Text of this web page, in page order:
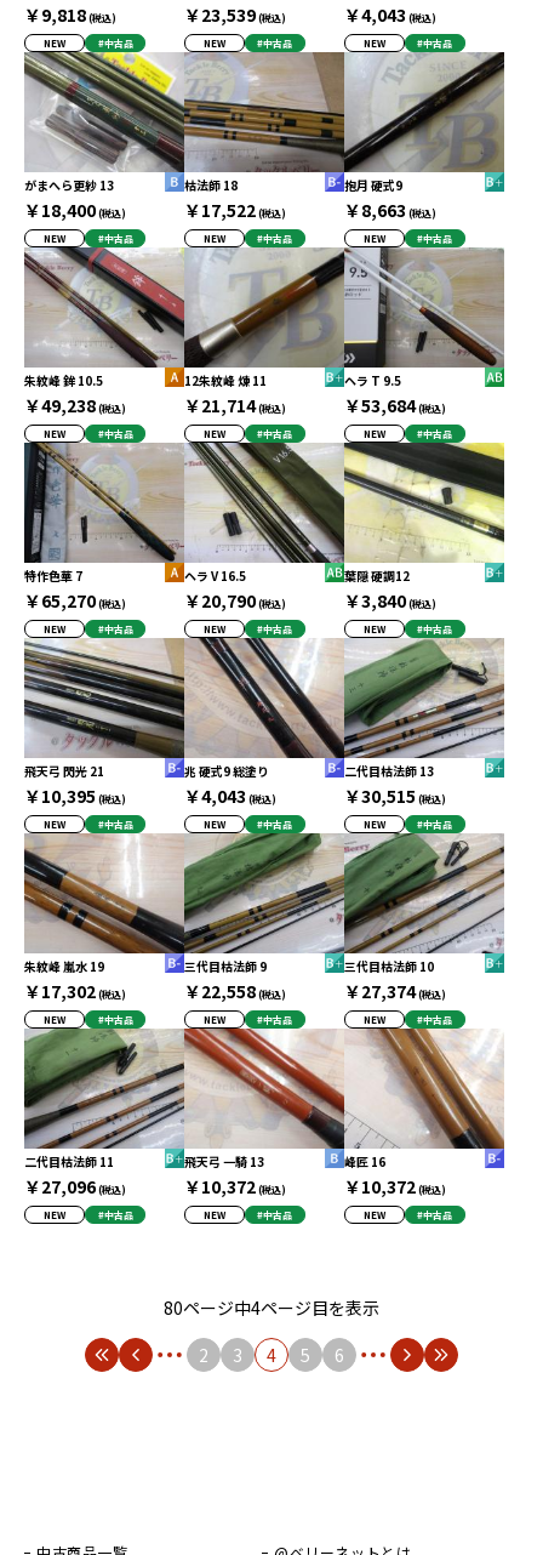
￥9,818(税込)
NEW
#中古品
￥23,539(税込)
NEW
#中古品
￥4,043 (税込)
NEW
#中古品
がまへら更紗 13
￥18,400(税込)
NEW
#中古品
枯法師 18
￥17,522(税込)
NEW
#中古品
抱月 硬式9
￥8,663 (税込)
NEW
#中古品
朱紋峰 鉾 10.5
￥49,238(税込)
NEW
#中古品
12朱紋峰 煉 11
￥21,714(税込)
NEW
#中古品
ヘラ T 9.5
￥53,684(税込)
NEW
#中古品
特作色華 7
￥65,270(税込)
NEW
#中古品
ヘラ V 16.5
￥20,790(税込)
NEW
#中古品
葉隠 硬調12
￥3,840(税込)
NEW
#中古品
飛天弓 閃光 21
￥10,395 (税込)
NEW
#中古品
兆 硬式9 総塗り
￥4,043 (税込)
NEW
#中古品
二代目枯法師 13
￥30,515 (税込)
NEW
#中古品
朱紋峰 嵐水 19
￥17,302(税込)
NEW
#中古品
三代目枯法師 9
￥22,558(税込)
NEW
#中古品
三代目枯法師 10
￥27,374(税込)
NEW
#中古品
二代目枯法師 11
￥27,096(税込)
NEW
#中古品
飛天弓 一騎 13
￥10,372(税込)
NEW
#中古品
峰匠 16
￥10,372(税込)
NEW
#中古品
80ページ中4ページ目を表示
2
3 4 5 6